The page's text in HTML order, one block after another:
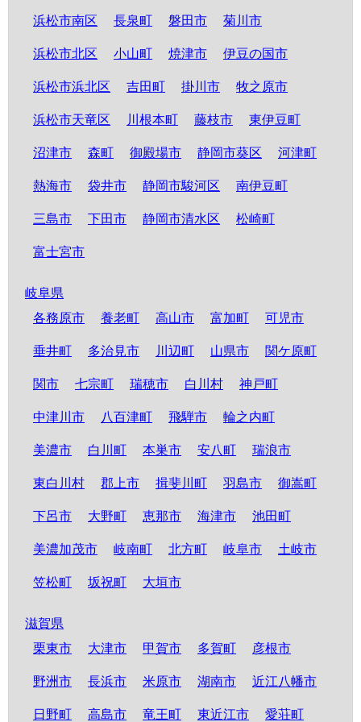
浜松市南区 長泉町 磐田市 菊川市
浜松市北区 小山町 焼津市 伊豆の国市
浜松市浜北区 吉田町 掛川市 牧之原市
浜松市天竜区 川根本町 藤枝市 東伊豆町
沼津市 森町 御殿場市 静岡市葵区 河津町
熱海市 袋井市 静岡市駿河区 南伊豆町
三島市 下田市 静岡市清水区 松崎町
富士宮市
岐阜県
各務原市
養老町 高山市 富加町 可児市
垂井町 多治見市 川辺町 山県市 関ケ原町
関市 七宗町 瑞穂市 白川村 神戸町
中津川市 八百津町 飛騨市 輪之内町
美濃市 白川町 本巣市 安八町 瑞浪市
東白川村 郡上市 揖斐川町 羽島市 御嵩町
下呂市 大野町 恵那市 海津市 池田町
美濃加茂市 岐南町 北方町 岐阜市 土岐市
笠松町 坂祝町 大垣市
滋賀県
栗東市
大津市 甲賀市 多賀町 彦根市
野洲市 長浜市 米原市 湖南市 近江八幡市
日野町 高島市 竜王町 東近江市 愛荘町